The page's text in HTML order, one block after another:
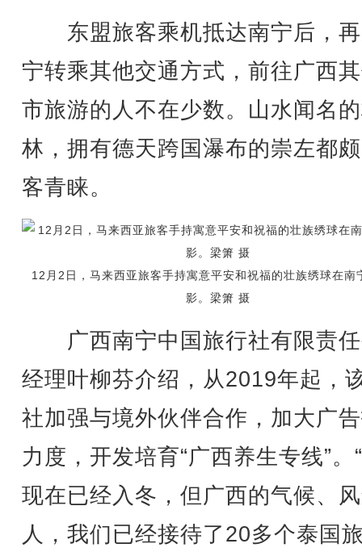
东盟旅客乘机抵达南宁后，
宁转乘其他交通方式，前往广西
市旅游的人不在少数。山水闻名
林，拥有德天跨国瀑布的崇左都
客青睐。
12月2日，马来西亚旅客手持寓意平安和祝福的壮族绣球在南
影。梁箫 摄
广西南宁中国旅行社有限责
经理叶柳芬介绍，从2019年起，
社加强与境外伙伴合作，加大广
力度，开发培育“广西养生专线”。
现在已经入冬，但广西的气候、
人，我们已经接待了20多个泰国